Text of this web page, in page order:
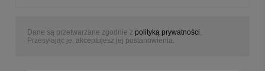
Dane są przetwarzane zgodnie z polityką prywatności
Przesyłając je, akceptujesz jej postanowienia.